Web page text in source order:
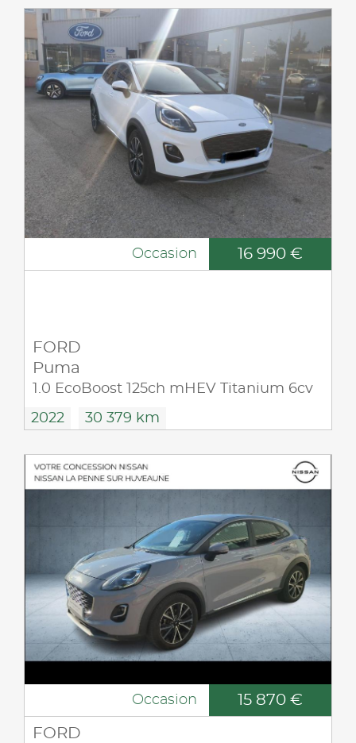
Occasion 16 990 €
FORD
Puma
1.0 EcoBoost 125ch mHEV Titanium 6cv
2022 30 379 km
Occasion 15 870 €
FORD